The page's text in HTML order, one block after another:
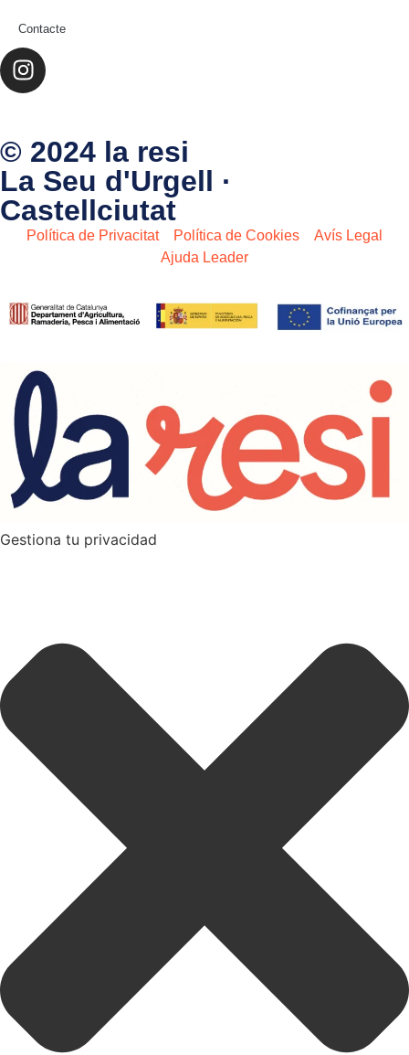
Contacte
© 2024 la resi
La Seu d'Urgell ·
Castellciutat
Política de Privacitat Política de Cookies
Avís Legal
Ajuda Leader
Gestiona tu privacidad